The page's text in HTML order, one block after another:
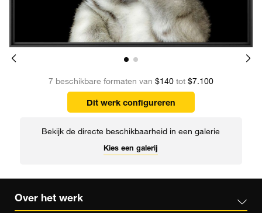
7 beschikbare formaten van $140 tot $7.100
Dit werk configureren
Bekijk de directe beschikbaarheid in een galerie
Kies een galerij
Over het werk